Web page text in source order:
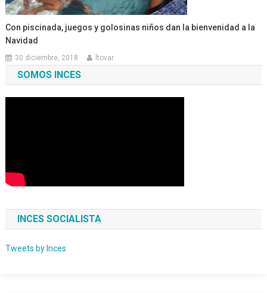
Con piscinada, juegos y golosinas niños dan la bienvenidad a la
Navidad
30 diciembre, 2018 ltovar
SOMOS INCES
INCES SOCIALISTA
Tweets by Inces